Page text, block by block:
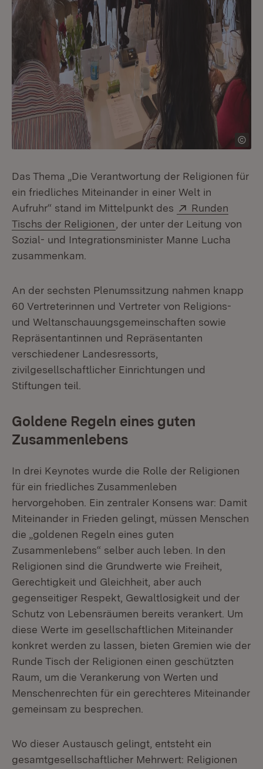
Das Thema „Die Verantwortung der Religionen für
ein friedliches Miteinander in einer Welt in
Aufruhr“ stand im Mittelpunkt des
Extern:
Runden
Tischs der Religionen (Öffnet in neuem Fenster)
, der unter der Leitung von
Sozial- und Integrationsminister Manne Lucha
zusammenkam.
An der sechsten Plenumssitzung nahmen knapp
60 Vertreterinnen und Vertreter von Religions-
und Weltanschauungsgemeinschaften sowie
Repräsentantinnen und Repräsentanten
verschiedener Landesressorts,
zivilgesellschaftlicher Einrichtungen und
Stiftungen teil.
Goldene Regeln eines guten
Zusammenlebens
In drei Keynotes wurde die Rolle der Religionen
für ein friedliches Zusammenleben
hervorgehoben. Ein zentraler Konsens war: Damit
Miteinander in Frieden gelingt, müssen Menschen
die „goldenen Regeln eines guten
Zusammenlebens“ selber auch leben. In den
Religionen sind die Grundwerte wie Freiheit,
Gerechtigkeit und Gleichheit, aber auch
gegenseitiger Respekt, Gewaltlosigkeit und der
Schutz von Lebensräumen bereits verankert. Um
diese Werte im gesellschaftlichen Miteinander
konkret werden zu lassen, bieten Gremien wie der
Runde Tisch der Religionen einen geschützten
Raum, um die Verankerung von Werten und
Menschenrechten für ein gerechteres Miteinander
gemeinsam zu besprechen.
Wo dieser Austausch gelingt, entsteht ein
gesamtgesellschaftlicher Mehrwert: Religionen